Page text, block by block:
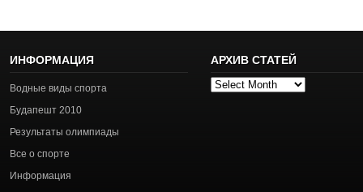
ИНФОРМАЦИЯ
Водные виды спорта
Будапешт 2010
Результаты олимпиады
Все о спорте
Информация
АРХИВ СТАТЕЙ
Архив